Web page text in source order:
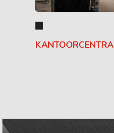
KANTOORCENTRA